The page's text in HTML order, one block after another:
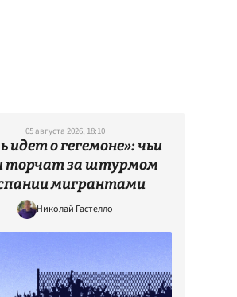
05 августа 2026, 18:10
идет о гегемоне»: чьи
торчат за штурмом
мигрантами
Николай Гастелло